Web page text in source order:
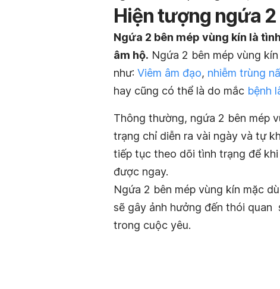
Hiện tượng ngứa
Ngứa 2 bên mép vùng kín là
âm hộ. Ngứa 2 bên mép vùng
như: Viêm âm đạo, nhiễm trùng
hay cũng có thể là do mắc bệnh
Thông thường, ngứa 2 bên mép
trạng chỉ diễn ra vài ngày và tự
tiếp tục theo dõi tình trạng để
được ngay.
Ngứa 2 bên mép vùng kín mặc
sẽ gây ảnh hưởng đến thói quan
trong cuộc yêu.